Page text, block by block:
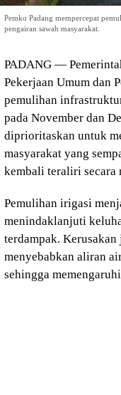
Pemko Padang mempercepat
pengairan sawah masyarakat.
PADANG —
Pekerjaan Umum dan
pemulihan
pada November dan
diprioritaskan untuk
masyarakat yang
kembali teraliri secara
Pemulihan irigasi
menindaklanjuti
terdampak.
menyebabkan aliran
sehingga